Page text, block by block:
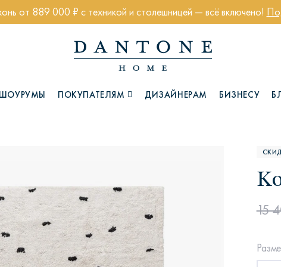
от 889 000 ₽ с техникой и столешницей — всё включено!
ШОУРУМЫ ПОКУПАТЕЛЯМ ДИЗАЙНЕРАМ БИЗНЕСУ
Глазго Хэмптон Челси
15